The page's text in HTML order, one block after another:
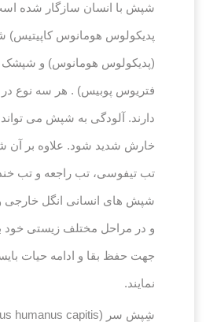
شپش با انسان سازگار شده
پدیکولوس هومانوس
(پدیکولوس هومانوس) و شپشک
فتریوس پوبیس) . هر سه نوع در
دارند. آلودگی به شپش می
خارش شدید شود. علاوه بر
تب تیفوسی، تب راجعه و تب
شپش های انسانی انگل خارجی
و در مراحل مختلف زیستی خود
جهت حفظ بقا و ادامه حیات
نمایند.